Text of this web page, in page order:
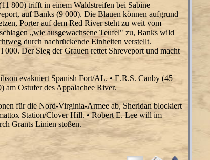
800) trifft in einem Waldstreifen bei Sabine
auf Banks (9 000). Die Blauen können aufgrund
Porter auf dem Red River steht zu weit vom
„wie ausgewachsene Teufel" zu, Banks wild
durch nachrückende Einheiten verstellt.
Der Sieg der Grauen rettet Shreveport und macht
evakuiert Spanish Fort/AL. • E.R.S. Canby (45
am Ostufer des Appalachee River.
für die Nord-Virginia-Armee ab, Sheridan blockiert
Station/Clover Hill. • Robert E. Lee will im
Grants Linien stoßen.